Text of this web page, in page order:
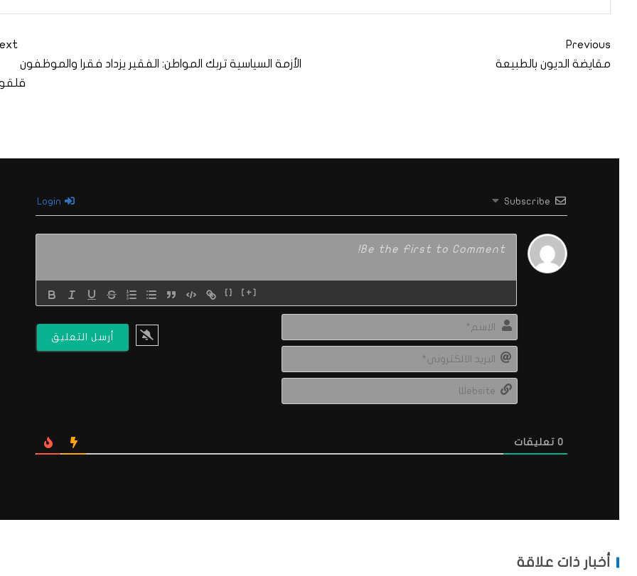
Previous
مقايضة الديون بالطبيعة
الأزمة السياسية تربك المواطن: الفقير يزداد فقرا والموظفون
Subscribe
{} [+]
0 تعليقات
أخبار ذات علاقة